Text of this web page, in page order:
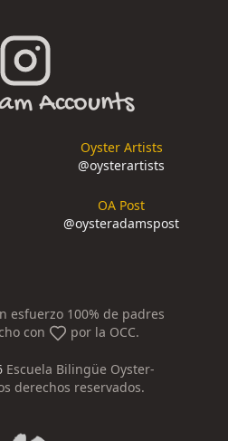
Accounts
Oyster Artists
@oysterartists
OA Post
@oysteradamspost
esfuerzo 100% de padres
con
por la OCC.
Escuela Bilingüe Oyster-
derechos reservados.